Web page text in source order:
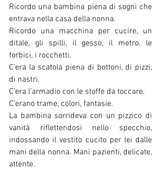
Ricordo una bambina piena di sogni che
entrava nella casa della nonna.
Ricordo una macchina per cucire, un
ditale, gli spilli, il gesso, il metro, le
forbici, i rocchetti.
C’era la scatola piena di bottoni, di pizzi,
di nastri.
C’era l’armadio con le stoffe da toccare.
C’erano trame, colori, fantasie.
La bambina sorrideva con un pizzico di
vanità riflettendosi nello specchio,
indossando il vestito cucito per lei dalle
mani della nonna. Mani pazienti, delicate,
attente.